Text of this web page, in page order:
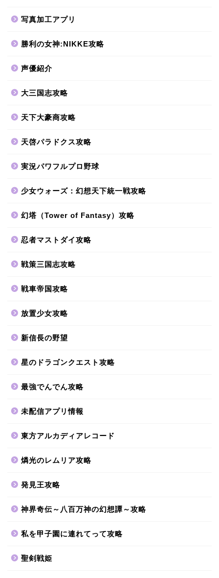
写真加工アプリ
勝利の女神:NIKKE攻略
声優紹介
大三国志攻略
天下大豪商攻略
天啓パラドクス攻略
実況パワフルプロ野球
少女ウォーズ：幻想天下統一戦攻略
幻塔（Tower of Fantasy）攻略
忍者マストダイ攻略
戦策三国志攻略
戦車帝国攻略
放置少女攻略
新信長の野望
星のドラゴンクエスト攻略
最強でんでん攻略
未配信アプリ情報
東方アルカディアレコード
燐光のレムリア攻略
発見王攻略
神界奇伝～八百万神の幻想譚～攻略
私を甲子園に連れてって攻略
聖剣戦姫